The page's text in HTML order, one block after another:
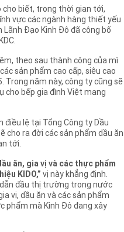
cho biết, trong thời gian tới,
vực các ngành hàng thiết yếu
Đạo Kinh Đô đã công bố
theo sau thành công của mì
sản phẩm cao cấp, siêu cao
Trong năm này, công ty cũng sẽ
cho bếp gia đình Việt mang
điều lệ tại Tổng Công ty Dầu
cho ra đời các sản phẩm dầu ăn
tới.
ăn, gia vị và các thực phẩm
KIDO,” vị này khẳng định.
đầu thị trường trong nước
vị, dầu ăn và các sản phẩm
phẩm mà Kinh Đô đang xây